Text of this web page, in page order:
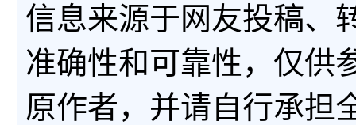
信息来源于网友投稿、
准确性和可靠性，仅供
原作者，并请自行承担